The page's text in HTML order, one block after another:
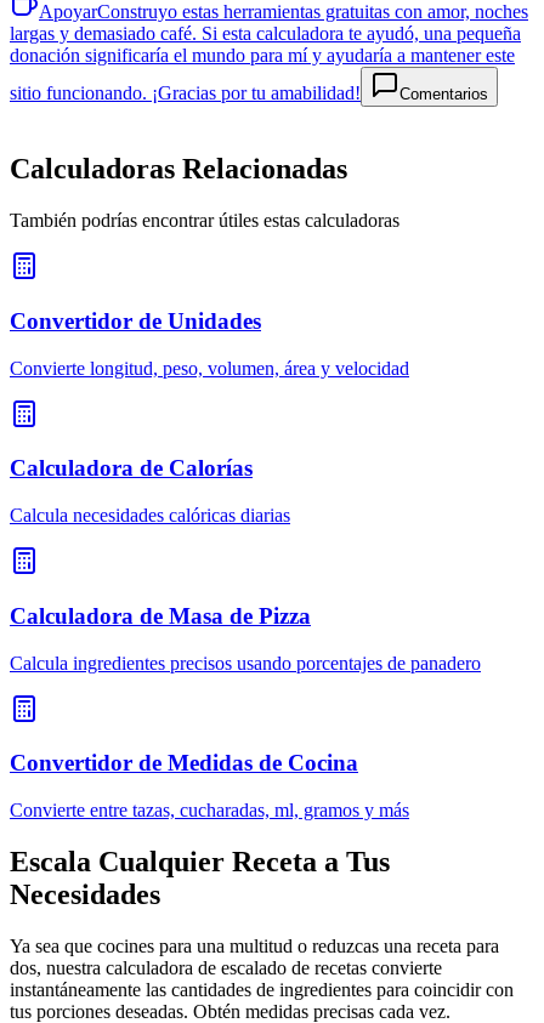
ApoyarConstruyo estas herramientas gratuitas con amor, noches
largas y demasiado café. Si esta calculadora te ayudó, una pequeña
donación significaría el mundo para mí y ayudaría a mantener este
sitio funcionando. ¡Gracias por tu amabilidad!
Comentarios
Calculadoras Relacionadas
También podrías encontrar útiles estas calculadoras
Convertidor de Unidades
Convierte longitud, peso, volumen, área y velocidad
Calculadora de Calorías
Calcula necesidades calóricas diarias
Calculadora de Masa de Pizza
Calcula ingredientes precisos usando porcentajes de panadero
Convertidor de Medidas de Cocina
Convierte entre tazas, cucharadas, ml, gramos y más
Escala Cualquier Receta a Tus
Necesidades
Ya sea que cocines para una multitud o reduzcas una receta para
dos, nuestra calculadora de escalado de recetas convierte
instantáneamente las cantidades de ingredientes para coincidir con
tus porciones deseadas. Obtén medidas precisas cada vez.